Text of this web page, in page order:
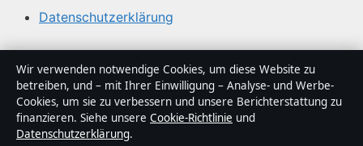
Datenschutzerklärung
Über Tageslage in Kürze
Tageslage ist ein unabhängiger digitaler
Nachrichtenanbieter mit Fokus auf Politik, Wirtschaft,
Technik und Gesellschaft in Deutschland. Jeder Artikel
Wir verwenden notwendige Cookies, um diese Website zu
betreiben, und – mit Ihrer Einwilligung – Analyse- und Werbe-
Cookies, um sie zu verbessern und unsere Berichterstattung zu
finanzieren. Siehe unsere Cookie-Richtlinie und
Datenschutzerklärung.